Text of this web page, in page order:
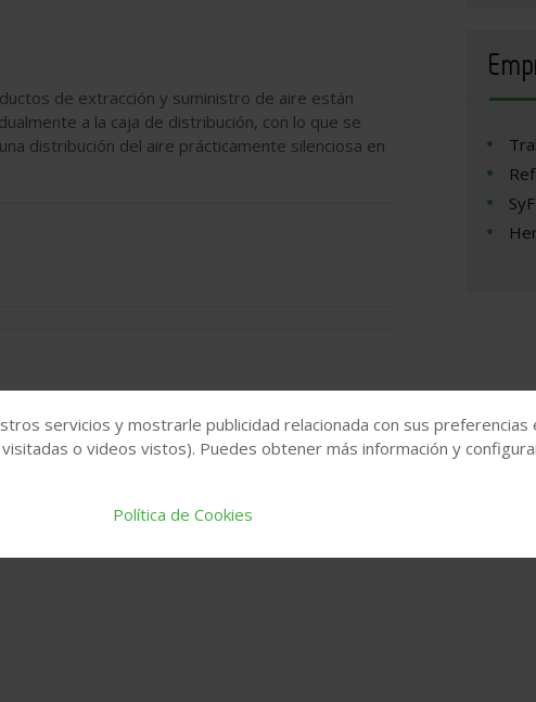
de extracción y suministro de aire están
a la caja de distribución, con lo que se
distribución del aire prácticamente silenciosa en
la propuesta de Venux para Cersaie
servicios y mostrarle publicidad relacionada con sus preferencias
o videos vistos). Puedes obtener más información y
Política de Cookies